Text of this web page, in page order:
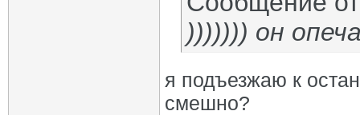
))))))) он
я подъезжаю к
смешно?